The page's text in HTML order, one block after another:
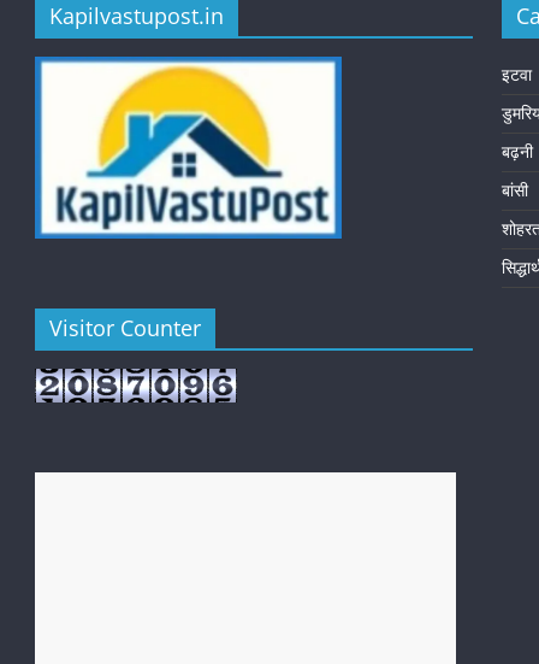
Kapilvastupost.in
Visitor Counter
इटवा
बढ़नी
बांसी